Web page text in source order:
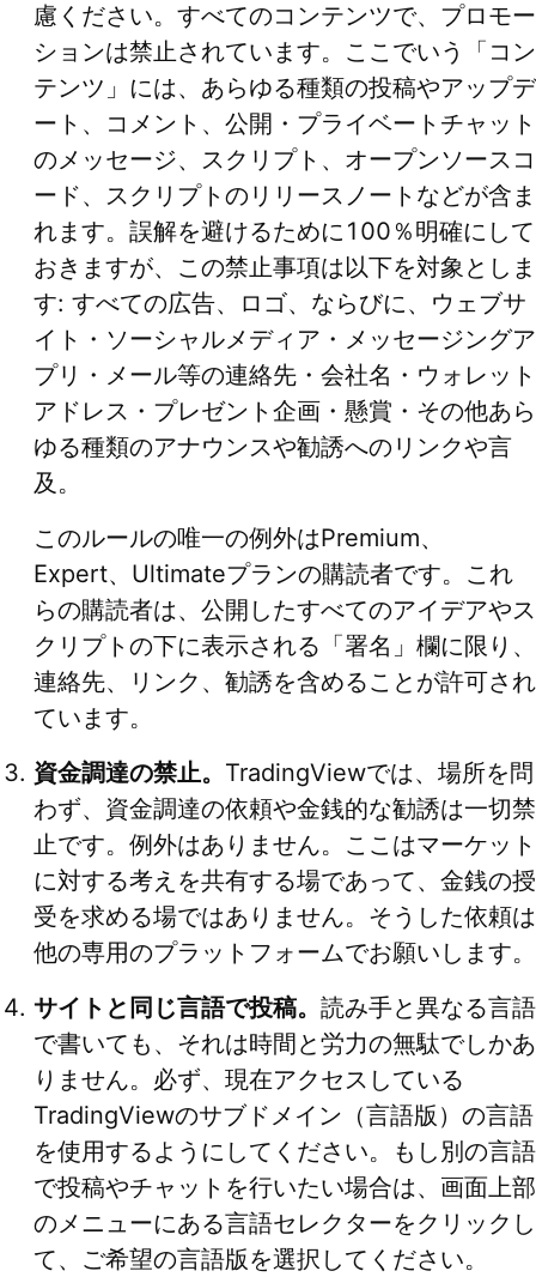
慮ください。すべてのコンテンツで、プロモー
ションは禁止されています。ここでいう「コン
テンツ」には、あらゆる種類の投稿やアップデ
ート、コメント、公開・プライベートチャット
のメッセージ、スクリプト、オープンソースコ
ード、スクリプトのリリースノートなどが含ま
れます。誤解を避けるために100％明確にして
おきますが、この禁止事項は以下を対象としま
す: すべての広告、ロゴ、ならびに、ウェブサ
イト・ソーシャルメディア・メッセージングア
プリ・メール等の連絡先・会社名・ウォレット
アドレス・プレゼント企画・懸賞・その他あら
ゆる種類のアナウンスや勧誘へのリンクや言
及。
このルールの唯一の例外はPremium、
Expert、Ultimateプランの購読者です。これ
らの購読者は、公開したすべてのアイデアやス
クリプトの下に表示される「署名」欄に限り、
連絡先、リンク、勧誘を含めることが許可され
ています。
資金調達の禁止。 TradingViewでは、場所を問
わず、資金調達の依頼や金銭的な勧誘は一切禁
止です。例外はありません。ここはマーケット
に対する考えを共有する場であって、金銭の授
受を求める場ではありません。そうした依頼は
他の専用のプラットフォームでお願いします。
サイトと同じ言語で投稿。 読み手と異なる言語
で書いても、それは時間と労力の無駄でしかあ
りません。必ず、現在アクセスしている
TradingViewのサブドメイン（言語版）の言語
を使用するようにしてください。もし別の言語
で投稿やチャットを行いたい場合は、画面上部
のメニューにある言語セレクターをクリックし
て、ご希望の言語版を選択してください。